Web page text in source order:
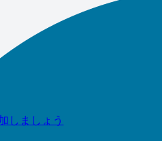
しましょう